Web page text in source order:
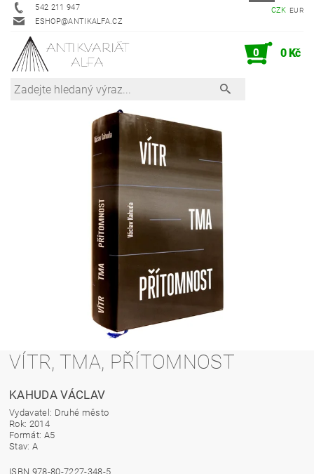
542 211 947
ESHOP@ANTIKALFA.CZ
CZK EUR
0 0 Kč
VÍTR, TMA, PŘÍTOMNOST
KAHUDA VÁCLAV
Vydavatel: Druhé město
Rok: 2014
Formát: A5
Stav: A
ISBN 978-80-7227-348-5